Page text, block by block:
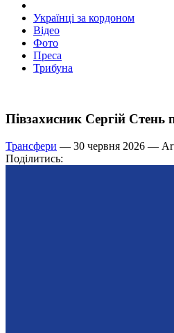
Українці за кордоном
Відео
Фото
Преса
Трибуна
Півзахисник Сергій Стень
Трансфери — 30 червня 2026 —
Поділитись: